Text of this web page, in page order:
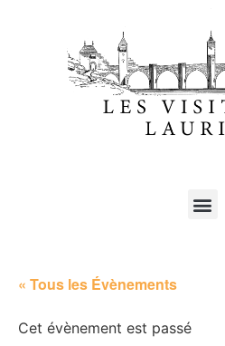
« Tous les Évènements
Cet évènement est passé